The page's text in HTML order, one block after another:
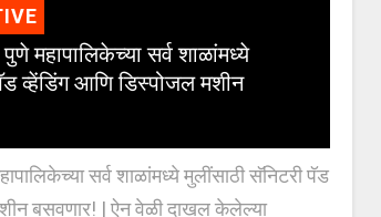
महापालिकेच्या सर्व शाळांमध्ये
व्हेंडिंग आणि डिस्पोजल मशीन
सर्व शाळांमध्ये मुलींसाठी सॅनिटरी पॅड
बसवणार! | ऐन वेळी दाखल केलेल्या